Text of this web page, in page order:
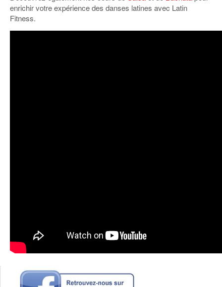
enrichir votre expérience des danses latines avec Latin
Fitness.